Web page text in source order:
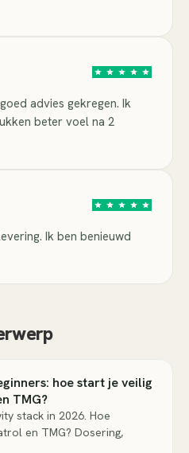
advies gekregen. Ik
beter voel na 2
Ik ben benieuwd
hoe start je veilig
TMG?
stack in 2026. Hoe
en TMG? Dosering,